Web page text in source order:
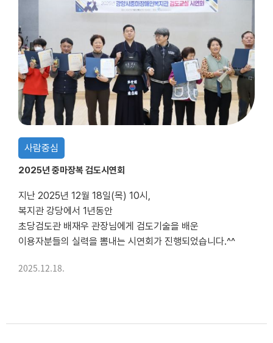
사람중심
2025년 중마장복 검도시연회
지난 2025년 12월 18일(목) 10시,
복지관 강당에서 1년동안
초당검도관 배재우 관장님에게 검도기술을 배운
이용자분들의 실력을 뽐내는 시연회가 진행되었습니다.^^
2025.12.18.